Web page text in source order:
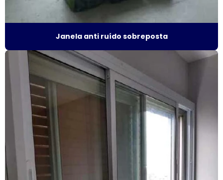
Fabricante de janela antirruído em sp
Fabricante de janela sobreposta de giro
Fabricante de janela vidro multilaminado
Fabricante de janela vidro triplo
Fabricante de portas e janelas de alumínio
Fornecedor de esquadrias de alto padrão
Fornecedor de esquadrias de alumínio
Janela anti ruído sobreposta